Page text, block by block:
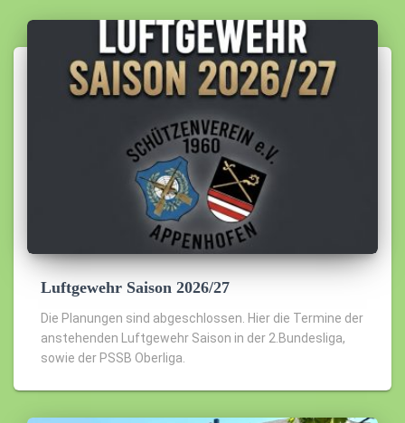
Luftgewehr Saison 2026/27
Die Planungen sind abgeschlossen. Hier die Termine der
anstehenden Luftgewehr Saison in der 2.Bundesliga,
sowie der PSSB Oberliga.